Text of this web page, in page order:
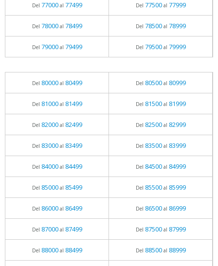
Del 77000al 77499 Del 77500al 77999
Del 78000al 78499 Del 78500al 78999
Del 79000al 79499 Del 79500al 79999
Del 80000al 80499 Del 80500al 80999
Del 81000al 81499 Del 81500al 81999
Del 82000al 82499 Del 82500al 82999
Del 83000al 83499 Del 83500al 83999
Del 84000al 84499 Del 84500al 84999
Del 85000al 85499 Del 85500al 85999
Del 86000al 86499 Del 86500al 86999
Del 87000al 87499 Del 87500al 87999
Del 88000al 88499 Del 88500al 88999